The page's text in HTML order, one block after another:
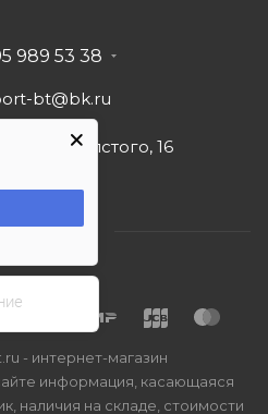
989 53 38
bt@bk.ru
Льва Толстого, 16
- интернет-магазин
информация, касающаяся
наличия на складе, стоимости